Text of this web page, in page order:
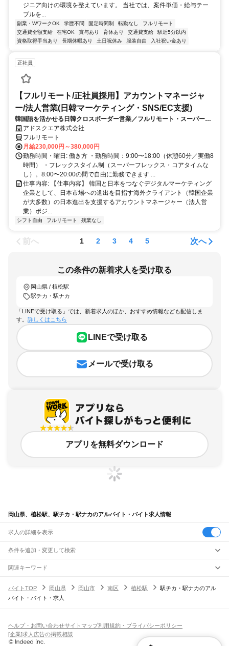
ジニア向けの環境を整えています。 当社では、案件単価・給与テー
ブルを...
副業・WワークOK 学歴不問 固定時間制 転勤なし
フルリモート
交通費全額支給
在宅OK 賞与あり 育休あり 交通費支給
駅近5分以内
資格取得手当あり
長期休暇あり 土日祝休み 服装自由 入社祝い金あり
正社員
【フルリモート/正社員採用】アカウントマネージャ
ー/法人営業(日韓マーケティング・SNS/EC支援)
韓国語を活かせる日韓クロスボーダー営業／フルリモート・スーパーフ
レックス
アドスクエア株式会社
フルリモート
月給230,000円～380,000円
勤務時間・曜日: 働き方 ・勤務時間：9:00〜18:00（休憩60分／実働8
時間） ・フレックスタイム制（スーパーフレックス・コアタイムな
し）。8:00〜20:00の間で自由に勤務できます ...
仕事内容: 【仕事内容】 韓国と日本をつなぐデジタルマーケティング
企業として、日本市場への進出を目指す海外クライアント（韓国企業
が大多数）の日本進出を支援するアカウントマネージャー（法人営
業）ポジ...
シフト自由 フルリモート 残業なし
前へ 1 2 3 4 5 次へ
この条件の新着求人を受け取る
岡山県 / 植松駅
駅チカ・駅ナカ
「LINEで受け取る」では、新着求人のほか、おすすめ情報なども配信しま
す。 詳しくはこちら
LINEで受け取る
メールで受け取る
アプリを無料ダウンロード
岡山県、植松駅、駅チカ・駅ナカのアルバイト・バイト求人情報
求人の詳細を表示
条件を追加・変更して検索
市区町村を追加・変更
岡山県すべて
岡山市 すべて
真庭市美作市浅口市和気郡都窪郡浅口郡小田郡真庭郡苫田郡勝田郡
久米郡加賀郡
駅を追加・変更
JR山陽本線(岡山～三原)
岡山駅北長瀬駅庭瀬駅中庄駅 新倉敷駅金光駅鴨方駅里庄駅笠岡駅
職種を追加・変更
飲食・フードサービスすべて
ホールスタッフキッチンスタッフ
パン屋（ベーカリー）
バー（BAR）・バーテンダー
人気
日払いOK高校生歓迎 髪型・髪色自由
雇用形態を追加・変更
関連キーワード
バイトTOP
岡山県 岡山市 南区 植松駅
駅チカ・駅ナカのアル
バイト・バイト・求人
ヘルプ・お問い合わせサイトマップ利用規約・プライバシーポリシー
[企業]求人広告の掲載相談